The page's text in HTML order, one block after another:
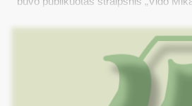
vyriausiojo policijos komisariato
vedėjos Kristinos Janulevičienės